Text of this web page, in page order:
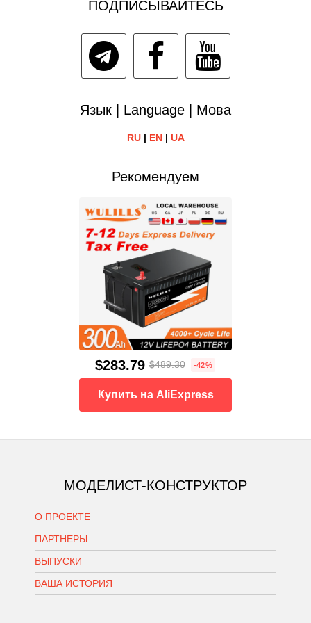
ПОДПИСЫВАЙТЕСЬ
Язык | Language | Мова
RU| EN| UA
Рекомендуем
$283.79 $489.30 -42%
Купить на AliExpress
МОДЕЛИСТ-КОНСТРУКТОР
О ПРОЕКТЕ
ПАРТНЕРЫ
ВЫПУСКИ
ВАША ИСТОРИЯ